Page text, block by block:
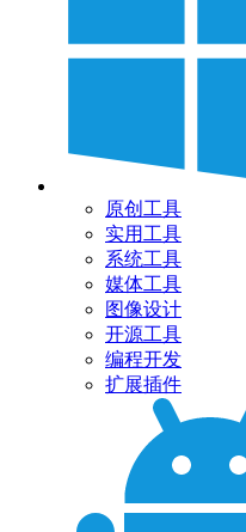
原创工具
实用工具
系统工具
媒体工具
图像设计
开源工具
编程开发
扩展插件